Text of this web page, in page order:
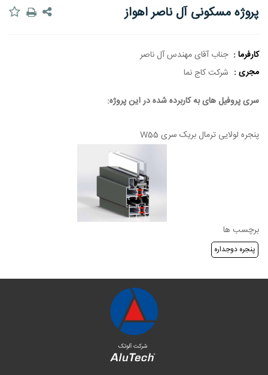
پروژه مسکونی آل ناصر اهواز
کارفرما : جناب آقای مهندس آل ناصر
مجری : شرکت کاج نما
سری پروفیل های به کاربرده شده در این پروژه:
پنجره لولایی ترمال بریک سری W55
برچسب ها
پنجره دوجداره